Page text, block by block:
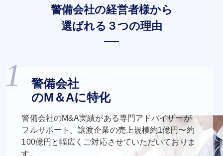
警備会社の経営者様から
選ばれる３つの理由
警備会社
のM＆Aに特化
警備会社のM&A実績がある専門アドバイザーが
フルサポート。譲渡企業の売上規模約1億円〜約
100億円と幅広くご対応させていただいておりま
す。